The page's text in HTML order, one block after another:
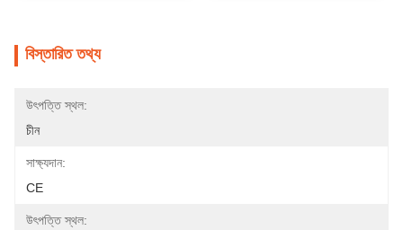
বিস্তারিত তথ্য
উৎপত্তি স্থল:
চীন
সাক্ষ্যদান:
CE
উৎপত্তি স্থল: